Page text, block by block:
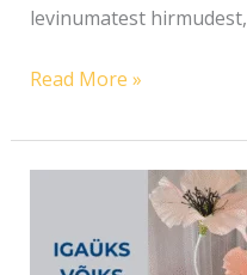
levinumatest hirmudest,
Read More »
IGAÜKS